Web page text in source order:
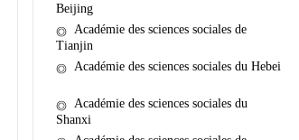
Beijing
Académie des sciences sociales de
Tianjin
Académie des sciences sociales du Hebei
Académie des sciences sociales du
Shanxi